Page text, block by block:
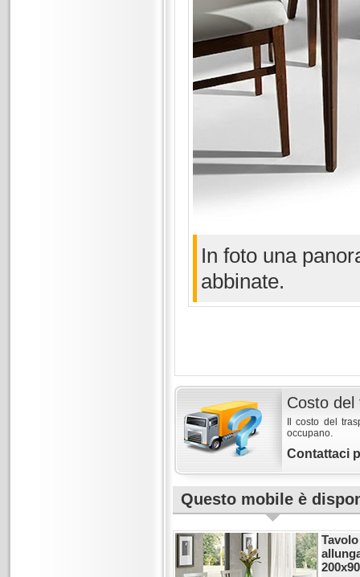
In foto una
abbinate.
Costo
Il costo del
occupano.
Contattaci
Questo mobile è
200x90